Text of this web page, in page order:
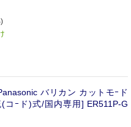
バリカン カットモｰド
コｰド)式/国内専用] ER511P‐G